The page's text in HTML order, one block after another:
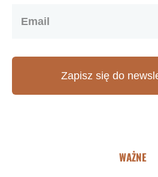
Zapisz się do
WAŻNE